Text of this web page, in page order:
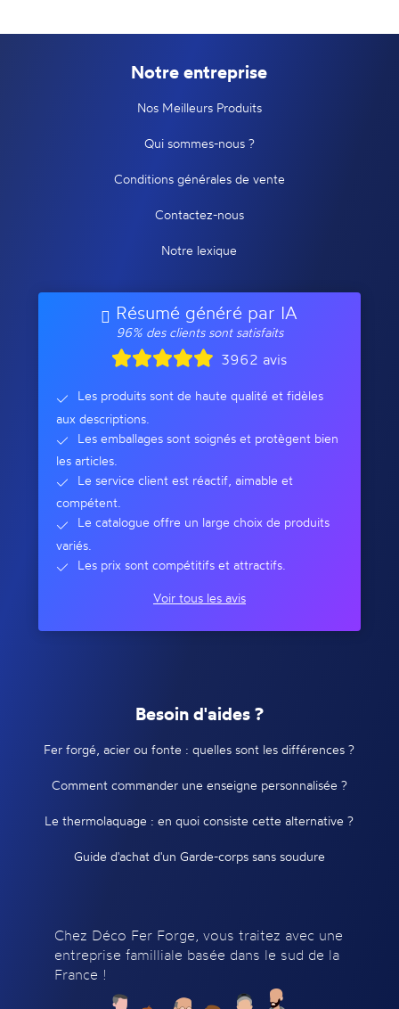
Notre entreprise
Nos Meilleurs Produits
Qui sommes-nous ?
Conditions générales de vente
Contactez-nous
Notre lexique
Résumé généré par IA
96% des clients sont satisfaits
3962 avis
Les produits sont de haute qualité et fidèles
aux descriptions.
Les emballages sont soignés et protègent bien
les articles.
Le service client est réactif, aimable et
compétent.
Le catalogue offre un large choix de produits
variés.
Les prix sont compétitifs et attractifs.
Voir tous les avis
Besoin d'aides ?
Fer forgé, acier ou fonte : quelles sont les différences ?
Comment commander une enseigne personnalisée ?
Le thermolaquage : en quoi consiste cette alternative ?
Guide d'achat d'un Garde-corps sans soudure
Chez Déco Fer Forge, vous traitez avec une
entreprise familliale basée dans le sud de la
France !